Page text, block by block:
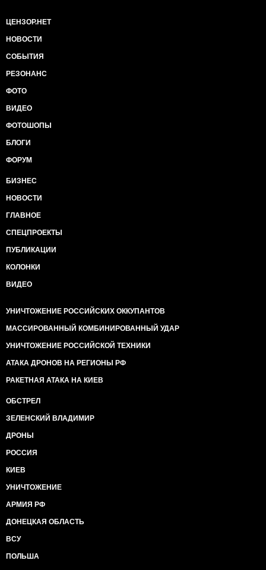
ЦЕНЗОР.НЕТ
НОВОСТИ
СОБЫТИЯ
РЕЗОНАНС
ФОТО
ВИДЕО
ФОТОШОПЫ
БЛОГИ
ФОРУМ
БИЗНЕС
НОВОСТИ
ГЛАВНОЕ
СПЕЦПРОЕКТЫ
ПУБЛИКАЦИИ
КОЛОНКИ
ВИДЕО
УНИЧТОЖЕНИЕ РОССИЙСКИХ ОККУПАНТОВ
МАССИРОВАННЫЙ КОМБИНИРОВАННЫЙ УДАР
УНИЧТОЖЕНИЕ РОССИЙСКОЙ ТЕХНИКИ
АТАКА ДРОНОВ НА РЕГИОНЫ РФ
РАКЕТНАЯ АТАКА НА КИЕВ
ОБСТРЕЛ
ЗЕЛЕНСКИЙ ВЛАДИМИР
ДРОНЫ
РОССИЯ
КИЕВ
УНИЧТОЖЕНИЕ
АРМИЯ РФ
ДОНЕЦКАЯ ОБЛАСТЬ
ВСУ
ПОЛЬША